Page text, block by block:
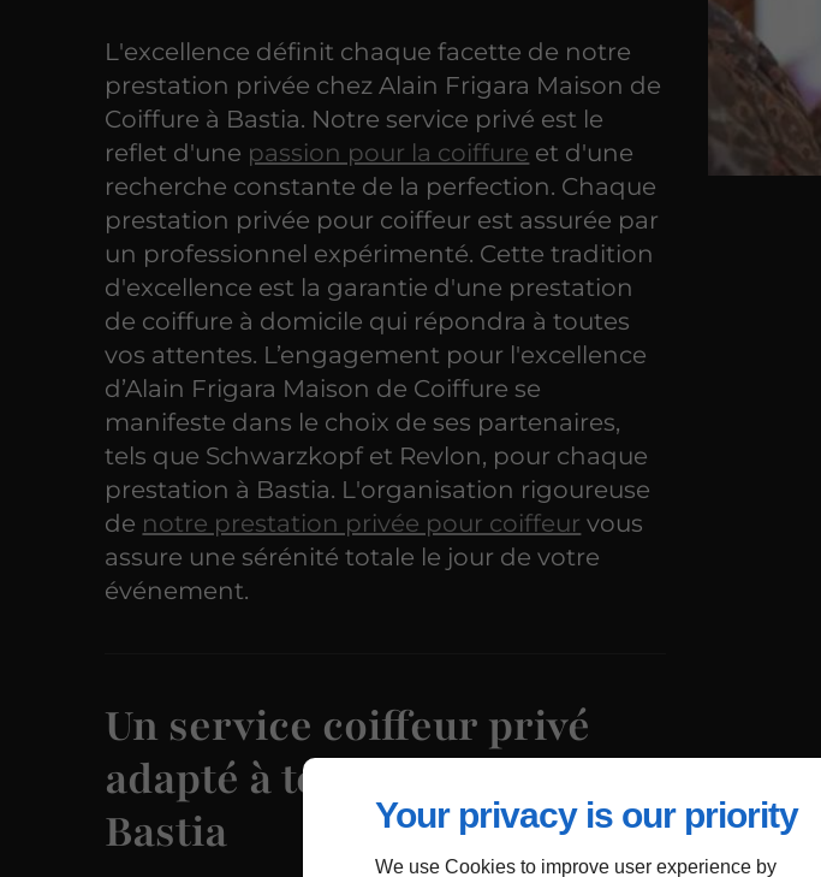
Your privacy is our priority
We use Cookies to improve user experience by
L'excellence définit chaque facette de notre
prestation privée chez Alain Frigara Maison de
Coiffure à Bastia. Notre service privé est le
reflet d'une passion pour la coiffure et d'une
recherche constante de la perfection. Chaque
prestation privée pour coiffeur est assurée par
un professionnel expérimenté. Cette tradition
d'excellence est la garantie d'une prestation
de coiffure à domicile qui répondra à toutes
vos attentes. L’engagement pour l'excellence
d’Alain Frigara Maison de Coiffure se
manifeste dans le choix de ses partenaires,
tels que Schwarzkopf et Revlon, pour chaque
prestation à Bastia. L'organisation rigoureuse
de notre prestation privée pour coiffeur vous
assure une sérénité totale le jour de votre
événement.
Un service coiffeur privé
adapté à toutes vos envies à
Bastia